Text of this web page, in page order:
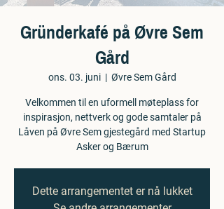
Gründerkafé på Øvre Sem
Gård
ons. 03. juni
  |
Øvre Sem Gård
Velkommen til en uformell møteplass for
inspirasjon, nettverk og gode samtaler på
Låven på Øvre Sem gjestegård med Startup
Asker og Bærum
Dette arrangementet er nå lukket